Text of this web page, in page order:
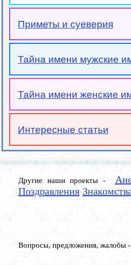
Приметы и суеверия
Тайна имени мужские
Тайна имени женские
Интересные статьи
Другие наши проекты -
Поздравления
Вопросы, предложения, жалобы -